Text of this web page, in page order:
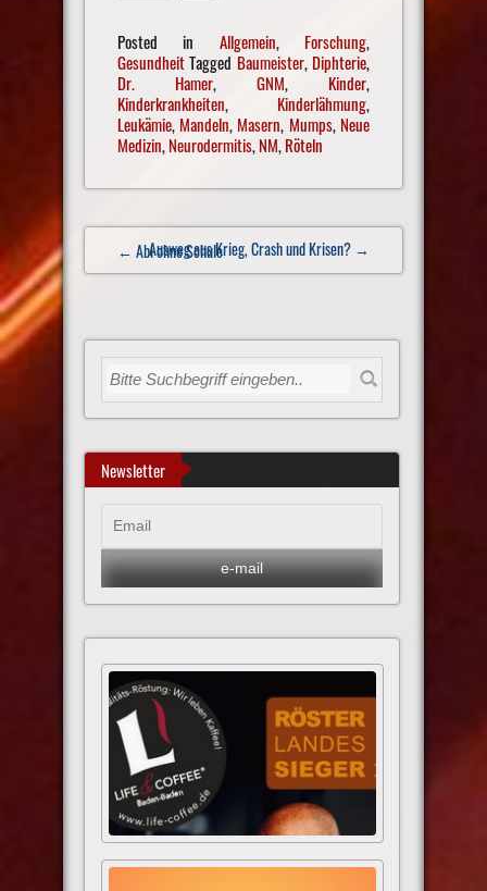
Posted in Allgemein, Forschung,
GesundheitTagged Baumeister, Diphterie,
Dr. Hamer,GNM, Kinder,
Kinderkrankheiten, Kinderlähmung,
Leukämie, Mandeln, Masern, Mumps, Neue
Medizin,Neurodermitis,NM,Röteln
Post
navigation
← Abi ohne Schule
Ausweg aus Krieg, Crash und Krisen? →
Newsletter